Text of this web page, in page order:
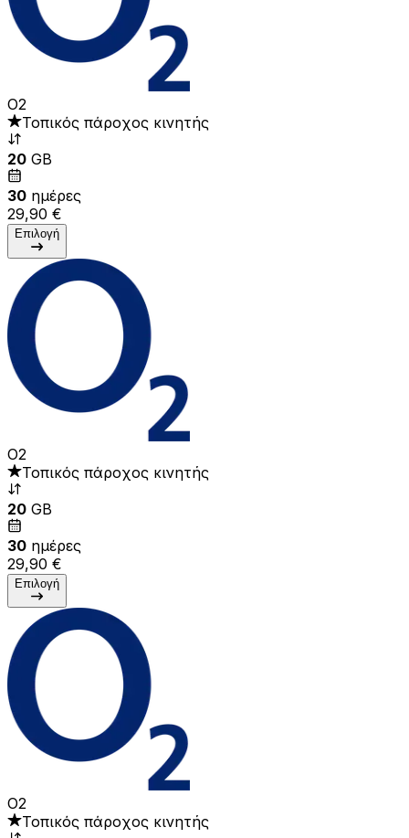
O2
Τοπικός πάροχος κινητής
20 GB
30 ημέρες
29,90 €
Επιλογή
O2
Τοπικός πάροχος κινητής
20 GB
30 ημέρες
29,90 €
Επιλογή
O2
Τοπικός πάροχος κινητής